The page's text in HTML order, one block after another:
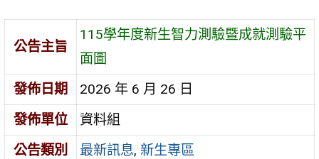
區
公告主旨
115學年度新生智力測驗暨成就測驗平
面圖
發佈日期
2026 年 6 月 26 日
發佈單位
資料組
公告類別
最新訊息,新生專區